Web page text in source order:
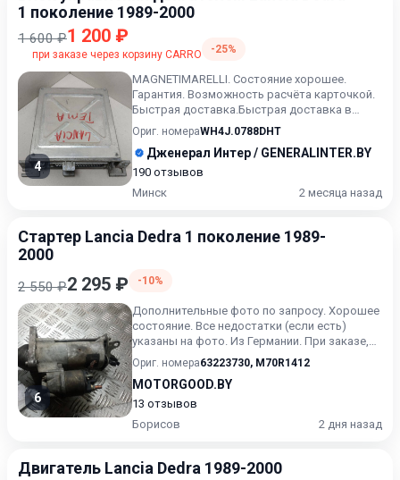
1 поколение 1989-2000
1 600 ₽1 200 ₽
при заказе через корзину CARRO -25%
4
MAGNETIMARELLI. Состояние хорошее.
Гарантия. Возможность расчёта карточкой.
Быстрая доставка.Быстрая доставка в
любую точку. Возможность рас...
Ориг. номераWH4J.0788DHT
Дженерал Интер / GENERALINTER.BY
190 отзывов
Минск
2 месяца назад
Стартер Lancia Dedra 1 поколение 1989-
2000
2 550 ₽2 295 ₽ -10%
6
Дополнительные фото по запросу. Хорошее
состояние. Все недостатки (если есть)
указаны на фото. Из Германии. При заказе,
будьте готовы назват...
Ориг. номера63223730, M70R1412
MOTORGOOD.BY
13 отзывов
Борисов
2 дня назад
Двигатель Lancia Dedra 1989-2000